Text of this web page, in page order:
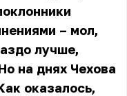
– мол,
лучше,
на днях Чехова
оказалось,